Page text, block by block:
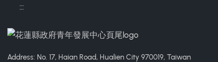
:::
Address: No. 17, Haian Road, Hualien City 970019, Taiwan